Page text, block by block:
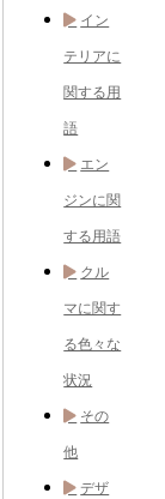
イン
テリアに
関する用
語
エン
ジンに関
する用語
クル
マに関す
る色々な
状況
その
他
デザ